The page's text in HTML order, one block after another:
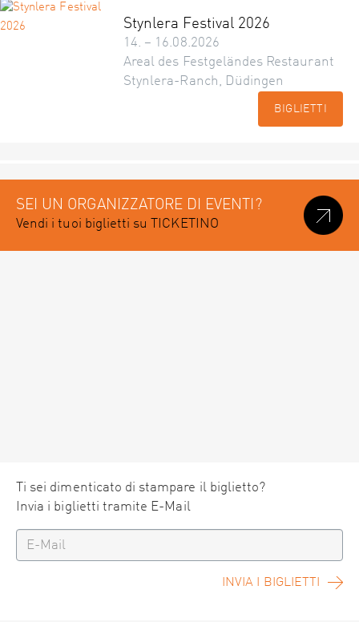
Stynlera Festival 2026
14. – 16.08.2026
Areal des Festgeländes Restaurant
Stynlera-Ranch, Düdingen
BIGLIETTI
SEI UN ORGANIZZATORE DI EVENTI?
Vendi i tuoi biglietti su TICKETINO
Ti sei dimenticato di stampare il biglietto?
Invia i biglietti tramite E-Mail
INVIA I BIGLIETTI